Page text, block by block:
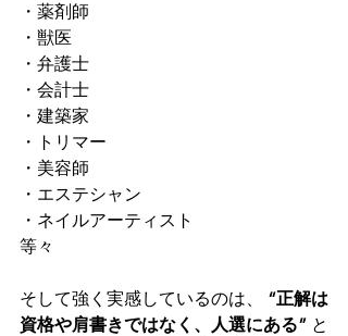
・薬剤師
・獣医
・弁護士
・会計士
・建築家
・トリマー
・美容師
・エステシャン
・ネイルアーティスト
等々
そして強く実感しているのは、 “正解は
資格や肩書きではなく、人選にある” と